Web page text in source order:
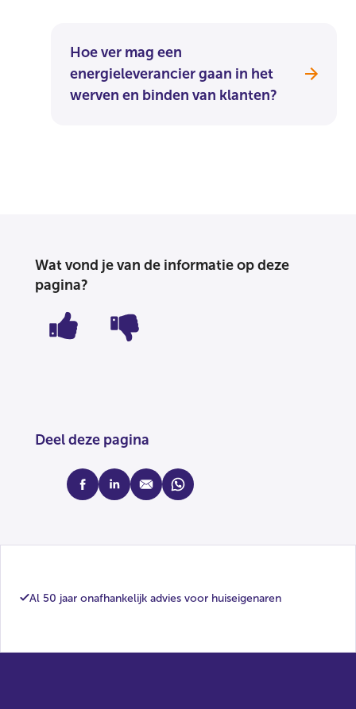
Hoe ver mag een
energieleverancier gaan in het
werven en binden van klanten?
Wat vond je van de informatie op deze
pagina?
Deel deze pagina
facebooklinkedinmail whatsapp
Al 50 jaar onafhankelijk advies voor huiseigenaren